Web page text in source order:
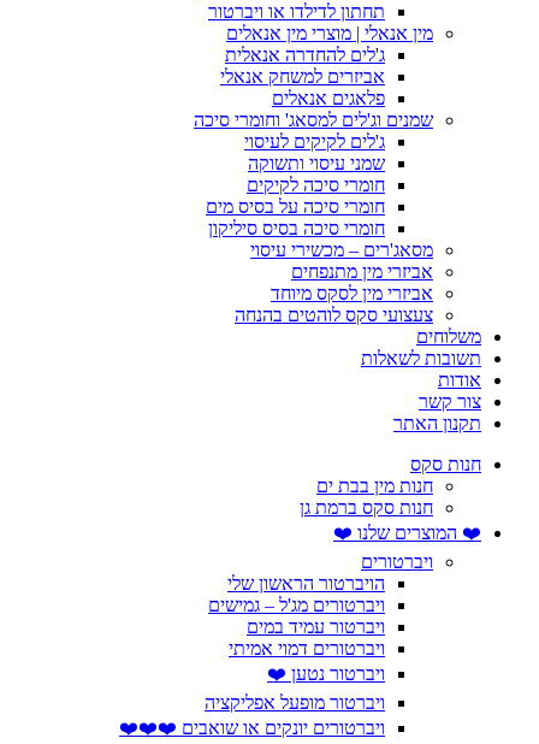
תחתון לדילדו או ויברטור
מין אנאלי | מוצרי מין אנאלים
ג'לים להחדרה אנאלית
אביזרים למשחק אנאלי
פלאגים אנאלים
שמנים וג'לים למסאג' וחומרי סיכה
ג'לים לקיקים לעיסוי
שמני עיסוי ותשוקה
חומרי סיכה לקיקים
חומרי סיכה על בסיס מים
חומרי סיכה בסיס סיליקון
מסאג'רים – מכשירי עיסוי
אביזרי מין מתנפחים
אביזרי מין לסקס מיוחד
צעצועי סקס לוהטים בהנחה
משלוחים
תשובות לשאלות
אודות
צור קשר
תקנון האתר
חנות סקס
חנות מין בבת ים
חנות סקס ברמת גן
❤️ המוצרים שלנו ❤️
ויברטורים
הויברטור הראשון שלי
ויברטורים מג'ל – גמישים
ויברטור עמיד במים
ויברטורים דמוי אמיתי
ויברטור נטען ❤️
ויברטור מופעל אפליקציה
ויברטורים יונקים או שואבים ❤️❤️❤️